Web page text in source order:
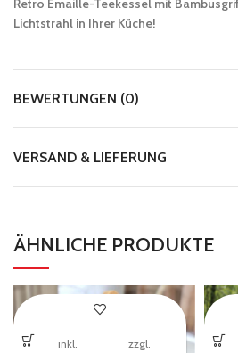
Lichtstrahl in Ihrer Küche!
BEWERTUNGEN (0)
VERSAND & LIEFERUNG
ÄHNLICHE PRODUKTE
inkl.
zzgl.